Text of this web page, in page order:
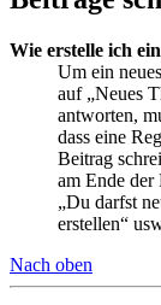
Wie erstelle ich
Um ein
auf „Neues
antworten,
dass eine
Beitrag
am Ende der
„Du darfst
erstellen“
Nach oben